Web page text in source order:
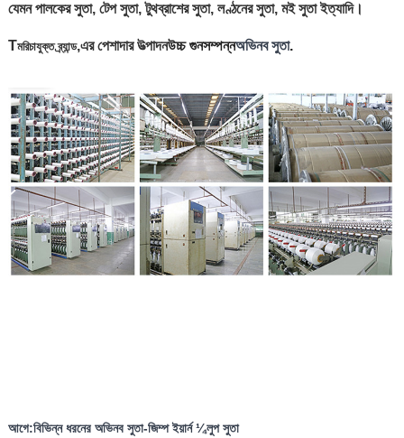
যেমন পালকের সুতা, টেপ সুতা, টুথব্রাশের সুতা, লণ্ঠনের সুতা, মই সুতা ইত্যাদি।
Tমরিচাযুক্ত ব্র্যান্ড,এর পেশাদার উত্পাদনউচ্চ গুনসম্পন্নঅভিনব সুতা.
আগে:বিভিন্ন ধরনের অভিনব সুতা-জিম্প ইয়ার্ন ¼লুপ সুতা